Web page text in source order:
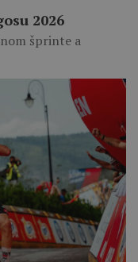
2026
šprinte a